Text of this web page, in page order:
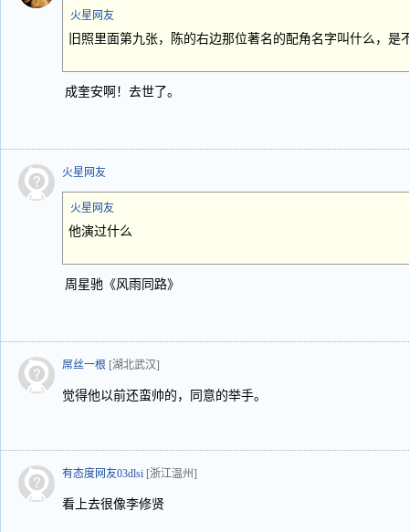
火星网友
旧照里面第九张，陈的右边那位著名的配角名字叫什么，是
成奎安啊！去世了。
火星网友
火星网友
他演过什么
周星驰《风雨同路》
屌丝一根 [湖北武汉]
觉得他以前还蛮帅的，同意的举手。
有态度网友03dlsi [浙江温州]
看上去很像李修贤